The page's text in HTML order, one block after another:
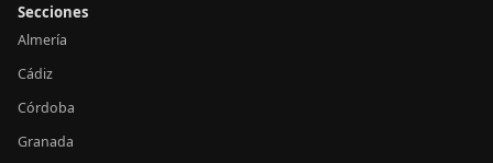
Secciones
Almería
Cádiz
Córdoba
Granada